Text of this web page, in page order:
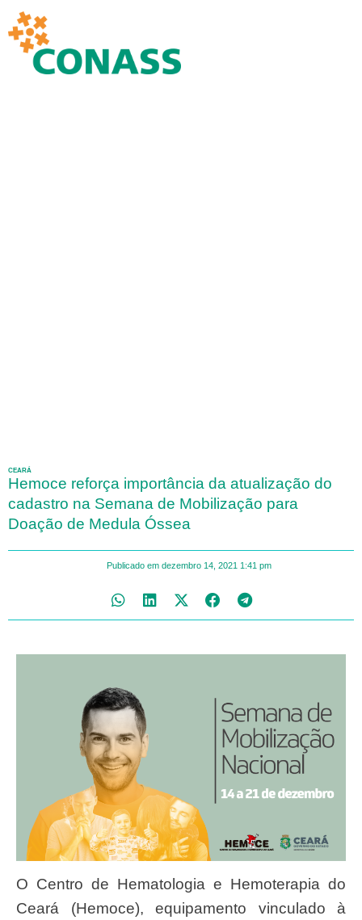
CEARÁ
Hemoce reforça importância da atualização do
cadastro na Semana de Mobilização para
Doação de Medula Óssea
Publicado em dezembro 14, 2021 1:41 pm
O Centro de Hematologia e Hemoterapia do
Ceará (Hemoce), equipamento vinculado à